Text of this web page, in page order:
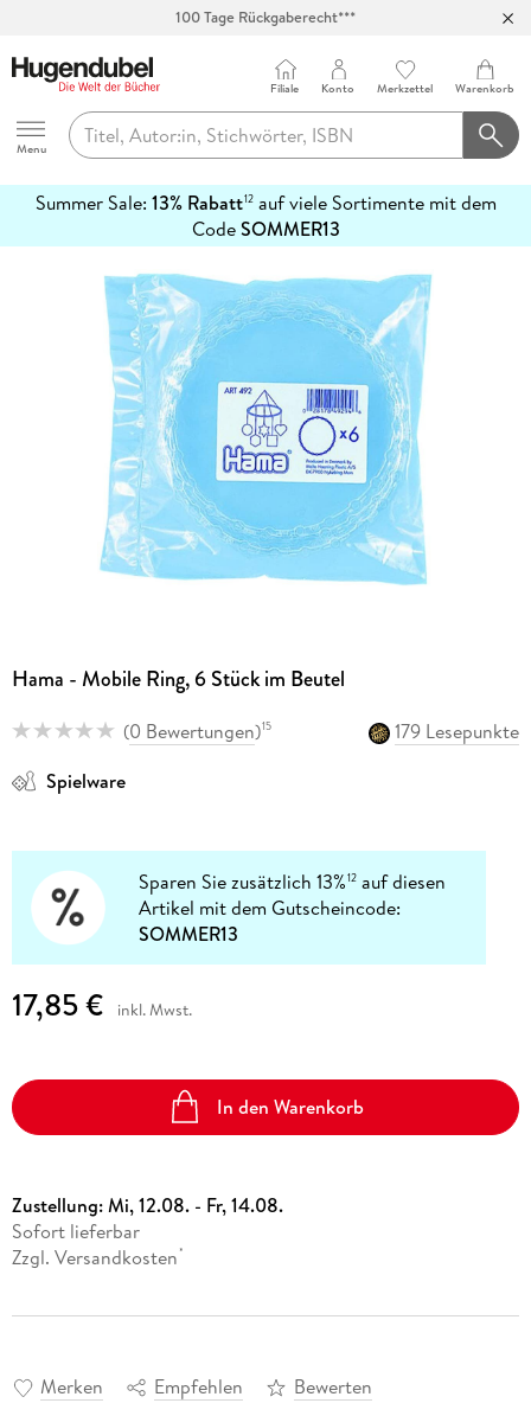
100 Tage Rückgaberecht***
Hugendubel
Menu
Filiale Konto Merkzettel Warenkorb
Summer Sale: 13% Rabatt12auf viele Sortimente mit dem
CodeSOMMER13
erfahren
Hama - Mobile Ring, 6 Stück im Beutel
(0 Bewertungen)15
179 Lesepunkte
Spielware
Sparen Sie zusätzlich 13%12 auf diesen
Artikel mit dem Gutscheincode:
SOMMER13
17,85 € inkl. Mwst.
In den Warenkorb
Zustellung:Mi, 12.08. - Fr, 14.08.
Sofort lieferbar
Zzgl. Versandkosten *
Merken Empfehlen Bewerten